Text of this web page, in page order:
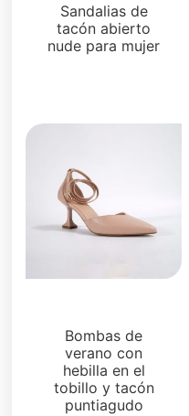
Sandalias de
tacón abierto
nude para mujer
Bombas de
verano con
hebilla en el
tobillo y tacón
puntiagudo